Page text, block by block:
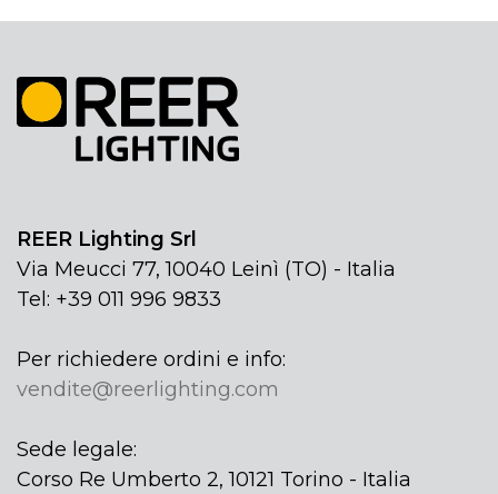
REER Lighting Srl
Via Meucci 77, 10040 Leinì (TO) - Italia
Tel: +39 011 996 9833
Per richiedere ordini e info:
vendite@reerlighting.com
Sede legale:
Corso Re Umberto 2, 10121 Torino - Italia